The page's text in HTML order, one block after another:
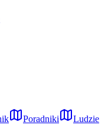
Poradniki
Ludzie